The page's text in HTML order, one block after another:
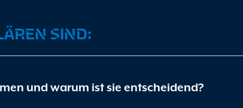
SIND:
und warum ist sie entscheidend?